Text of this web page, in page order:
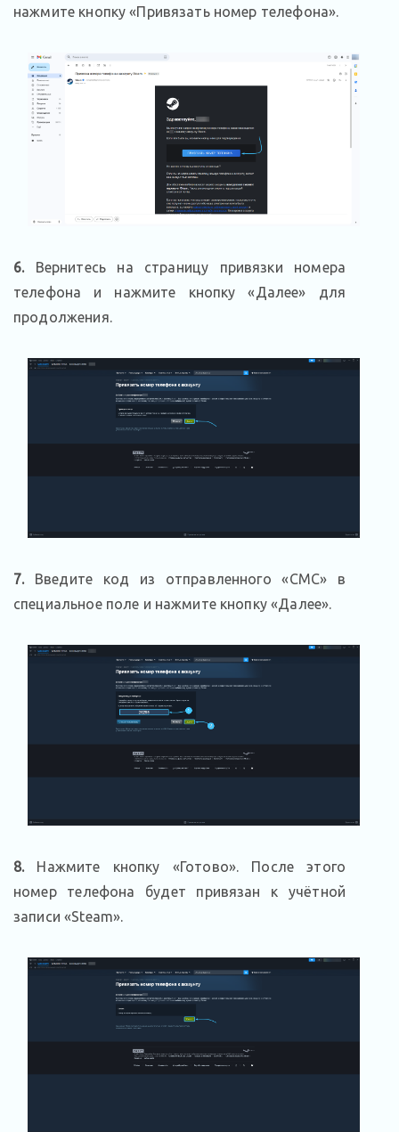
нажмите кнопку «Привязать номер телефона».
6. Вернитесь на страницу привязки номера
телефона и нажмите кнопку «Далее» для
продолжения.
7.Введите код из отправленного «СМС» в
специальное поле и нажмите кнопку «Далее».
8.Нажмите кнопку «Готово». После этого
номер телефона будет привязан к учётной
записи «Steam».